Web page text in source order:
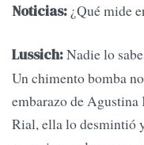
Noticias: ¿Qué mide
Lussich:Nadie lo
Un chimento bomba
embarazo de
Rial, ella lo desmintió